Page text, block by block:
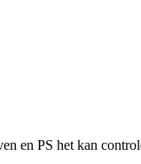
en PS het kan